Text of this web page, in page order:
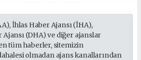
İhlas Haber Ajansı (İHA),
(DHA) ve diğer ajanslar
tüm haberler, sitemizin
olmadan ajans kanallarından